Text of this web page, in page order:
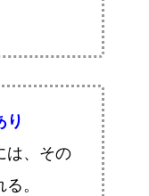
り
は、その
。